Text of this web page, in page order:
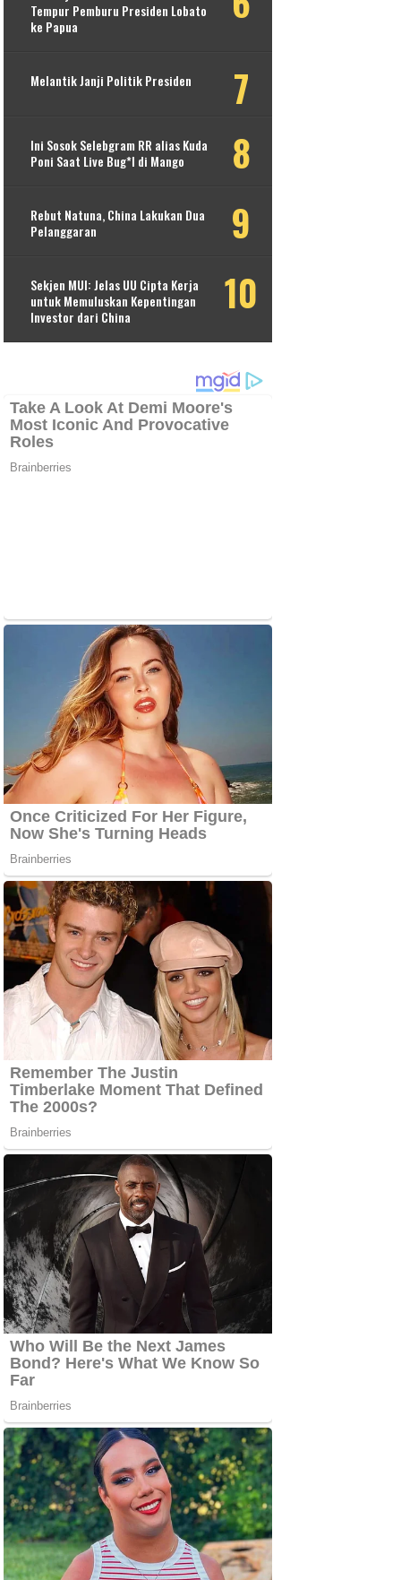
Tempur Pemburu Presiden Lobato
ke Papua
Melantik Janji Politik Presiden
Ini Sosok Selebgram RR alias Kuda
Poni Saat Live Bug*l di Mango
Rebut Natuna, China Lakukan Dua
Pelanggaran
Sekjen MUI: Jelas UU Cipta Kerja
untuk Memuluskan Kepentingan
Investor dari China